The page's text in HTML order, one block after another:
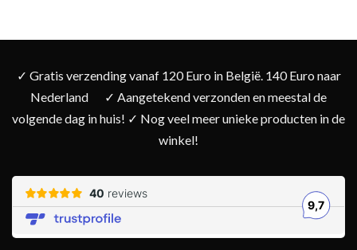
✓ Gratis verzending vanaf 120 Euro in België. 140 Euro naar
Nederland
✓ Aangetekend verzonden en meestal de
volgende dag in huis! ✓ Nog veel meer unieke producten in de
winkel!